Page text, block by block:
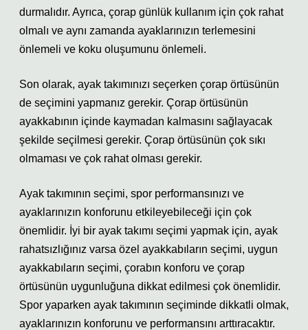
durmalıdır. Ayrıca, çorap günlük kullanım için çok rahat
olmalı ve aynı zamanda ayaklarınızın terlemesini
önlemeli ve koku oluşumunu önlemeli.
Son olarak, ayak takımınızı seçerken çorap örtüsünün
de seçimini yapmanız gerekir. Çorap örtüsünün
ayakkabının içinde kaymadan kalmasını sağlayacak
şekilde seçilmesi gerekir. Çorap örtüsünün çok sıkı
olmaması ve çok rahat olması gerekir.
Ayak takımının seçimi, spor performansınızı ve
ayaklarınızın konforunu etkileyebileceği için çok
önemlidir. İyi bir ayak takımı seçimi yapmak için, ayak
rahatsızlığınız varsa özel ayakkabıların seçimi, uygun
ayakkabıların seçimi, çorabın konforu ve çorap
örtüsünün uygunluğuna dikkat edilmesi çok önemlidir.
Spor yaparken ayak takımının seçiminde dikkatli olmak,
ayaklarınızın konforunu ve performansını arttıracaktır.